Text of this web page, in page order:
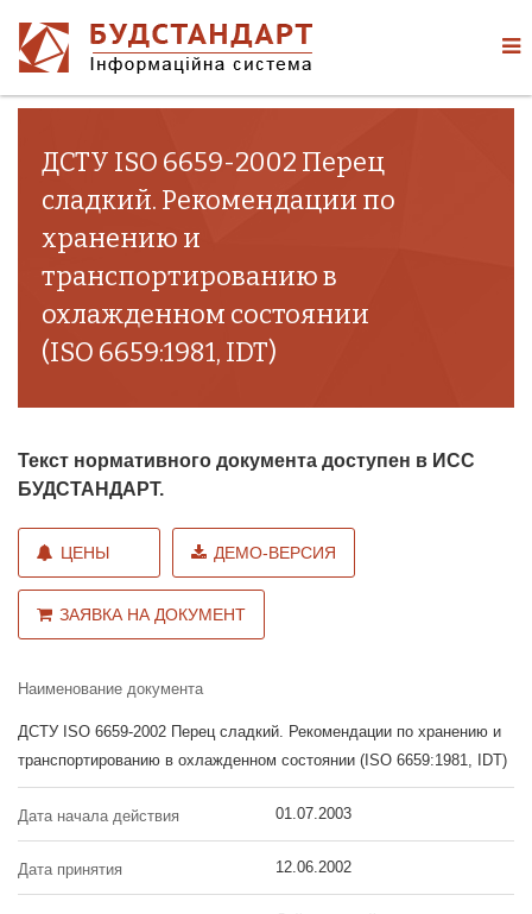
ДСТУ ISO 6659-2002 Перец
сладкий. Рекомендации по
хранению и
транспортированию в
охлажденном состоянии
(ISO 6659:1981, IDT)
Текст нормативного документа доступен в ИСС
БУДСТАНДАРТ.
ЦЕНЫ ДЕМО-ВЕРСИЯ
ЗАЯВКА НА ДОКУМЕНТ
Наименование документа
ДСТУ ISO 6659-2002 Перец сладкий. Рекомендации по хранению и
транспортированию в охлажденном состоянии (ISO 6659:1981, IDT)
Дата начала действия 01.07.2003
Дата принятия 12.06.2002